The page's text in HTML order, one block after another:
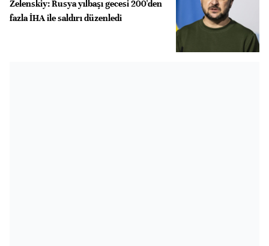
Zelenskiy: Rusya yılbaşı gecesi 200'den
fazla İHA ile saldırı düzenledi